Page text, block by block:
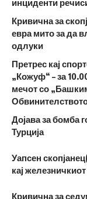
инциденти
Кривична за
евра мито за да
одлуки
Претрес кај
„Кожуф“ – за
мечот со
Дојава за бомба
Турција
Уапсен
кај
Кривична за